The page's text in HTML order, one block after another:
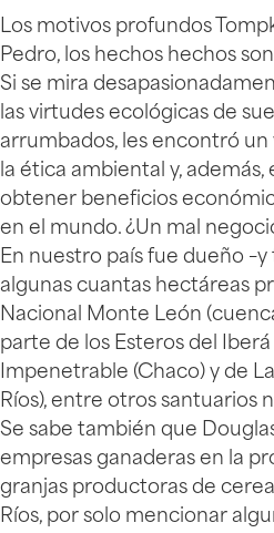
Los motivos profundos
Pedro, los hechos hechos
Si se mira
las virtudes ecológicas de
arrumbados, les encontró
la ética ambiental y, además,
obtener beneficios
en el mundo. ¿Un mal
En nuestro país fue dueño
algunas cuantas hectáreas
Nacional Monte León
parte de los Esteros del
Impenetrable (Chaco) y de
Ríos), entre otros santuarios
Se sabe también que
empresas ganaderas en la
granjas productoras de
Ríos, por solo mencionar